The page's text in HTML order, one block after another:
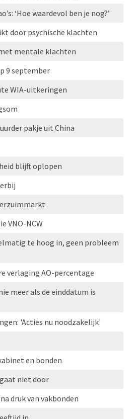
‘Hoe waardevol ben je nog?’
door psychische klachten
mentale klachten
9 september
WIA-uitkeringen
pakje uit China
blijft oplopen
VNO-NCW
te hoog in, geen probleem
verlaging AO-percentage
meer als de einddatum is
'Acties nu noodzakelijk'
en bonden
niet door
druk van vakbonden